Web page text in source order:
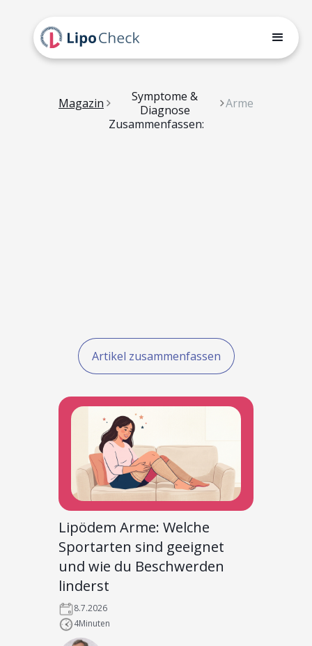
Magazin
Symptome &
Diagnose
Arme
Zusammenfassen:
Artikel zusammenfassen
Lipödem Arme: Welche
Sportarten sind geeignet
und wie du Beschwerden
linderst
8.7.2026
4Minuten